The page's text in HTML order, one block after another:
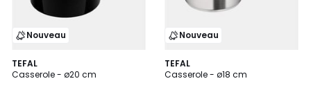
Nouveau
TEFAL
Casserole - ø20 cm
Nouveau
TEFAL
Casserole - ø18 cm